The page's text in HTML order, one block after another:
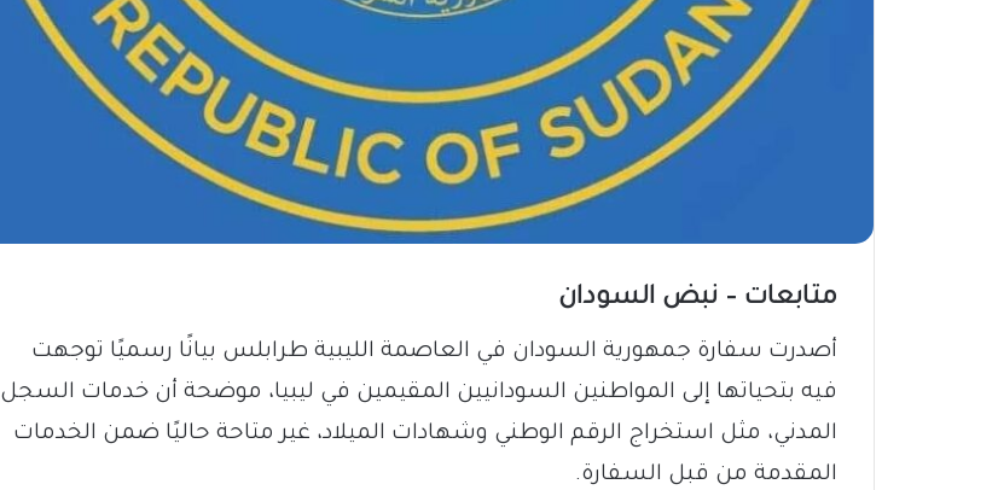
متابعات – نبض السودان
أصدرت سفارة جمهورية السودان في العاصمة الليبية طرابلس بيانًا رسميًا توجهت
فيه بتحياتها إلى المواطنين السودانيين المقيمين في ليبيا، موضحة أن خدمات السجل
المدني، مثل استخراج الرقم الوطني وشهادات الميلاد، غير متاحة حاليًا ضمن الخدمات
المقدمة من قبل السفارة.